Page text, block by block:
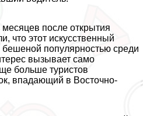
после открытия
что этот искусственный
бешеной популярностью среди
вызывает само
больше туристов
впадающий в Восточно-